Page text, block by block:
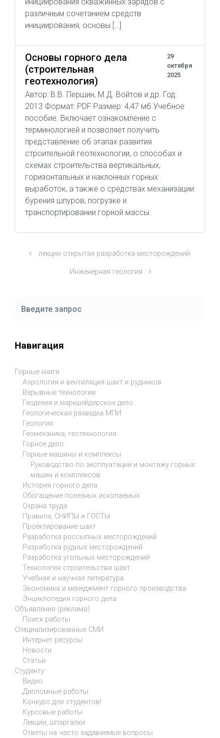
различным сочетанием средств
инициирования, основы […]
Основы горного дела
(строительная
геотехнология)
29
октября
2025
Автор: В.В. Першин, М.Д. Войтов и др. Год:
2013 Формат: PDF Размер: 4,47 мб Учебное
пособие. Включает ознакомление с
терминологией и позволяет получить
представление об этапах развития
строительной геотехнологии, о способах и
схемах строительства вертикальных,
горизонтальных и наклонных горных
выработок, а также о средствах механизации
бурения шпуров, погрузке и
транспортировании горной массы.
лекции открытая разработка месторождений
Инженерная геология
Навигация
Горные книги
Аэрология и вентиляция шахт и рудников
Взрывные технологии
Геодезия и маркшейдерское дело
Геологическая разведка МПИ
Геология
Геомеханика, геотехнология
Горное дело
Горные машины и комплексы
Руководство по эксплуатации и монтажу горных
машин и комплексов
История горного дела
Обогащение полезных ископаемых
Охрана труда
Правила, СНИПЫ и ГОСТЫ
Проектирование шахт
Разработка россыпных месторождений
Разработка рудных месторождений
Разработка угольных месторождений
Технология строительства шахт
Учебная и научная литература
Экономика и менеджмент горного производства
Энциклопедия горного дела
Объявления (реклама)
Поиск работы
Специализированные СМИ
Интернет ресурсы
Новости
Статьи
Студенту
Видео
Дипломные работы
Конкурс для студентов!
Курсовые работы
Лекции, шпаргалки
Ответы на часто задаваемые вопросы